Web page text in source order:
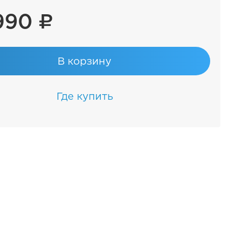
₽
В корзину
Где купить